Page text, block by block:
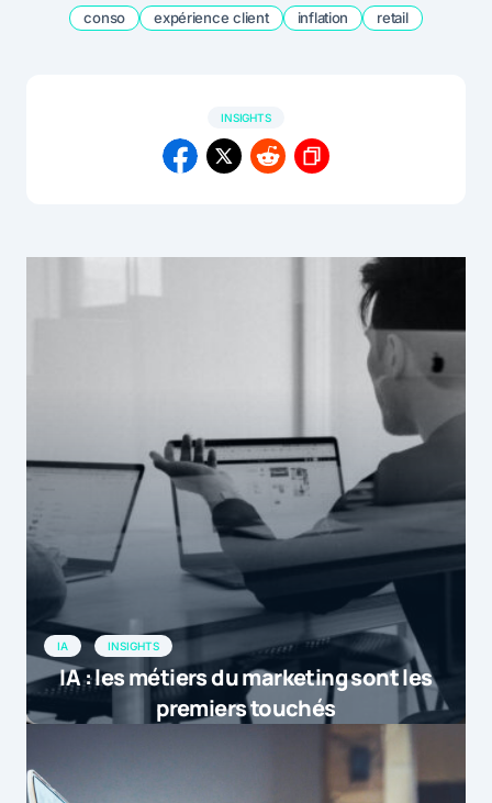
conso expérience client inflation retail
INSIGHTS
IA INSIGHTS
IA : les métiers du marketing sont les
premiers touchés